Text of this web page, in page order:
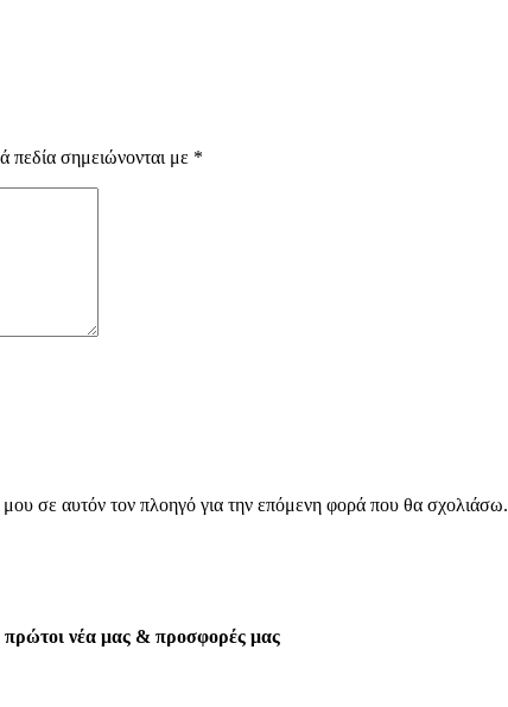
πεδία σημειώνονται με *
σε αυτόν τον πλοηγό για την επόμενη φορά που θα σχολιάσω.
πρώτοι νέα μας & προσφορές μας